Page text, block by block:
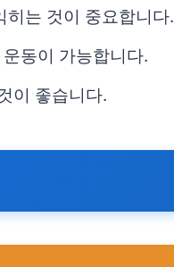
히는 것이 중요합니다.
동이 가능합니다.
이 좋습니다.